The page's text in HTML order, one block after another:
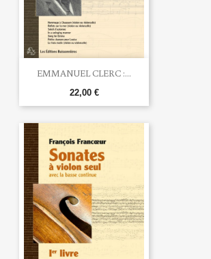
EMMANUEL CLERC :...
22,00 €